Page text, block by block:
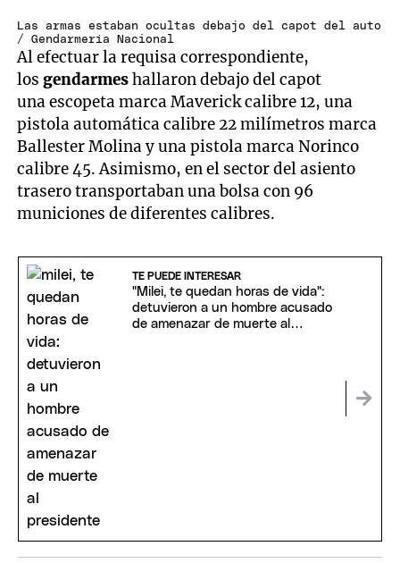
Las armas estaban ocultas debajo del capot del auto
/ Gendarmería Nacional
Al efectuar la requisa correspondiente,
losgendarmeshallaron debajo del capot
una escopeta marca Maverick calibre 12, una
pistola automática calibre 22 milímetros marca
Ballester Molina y una pistola marca Norinco
calibre 45. Asimismo, en el sector del asiento
trasero transportaban una bolsa con 96
municiones de diferentes calibres.
TE PUEDE INTERESAR
"Milei, te quedan horas de vida":
detuvieron a un hombre acusado
de amenazar de muerte al